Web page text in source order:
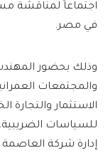
اجتماعاً لمناقشة
في مصر.
وذلك بحضور
والمجتمعات
الاستثمار والتجارة
للسياسات
إدارة شركة العاصمة